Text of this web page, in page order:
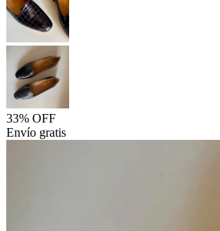
33% OFF
Envío gratis